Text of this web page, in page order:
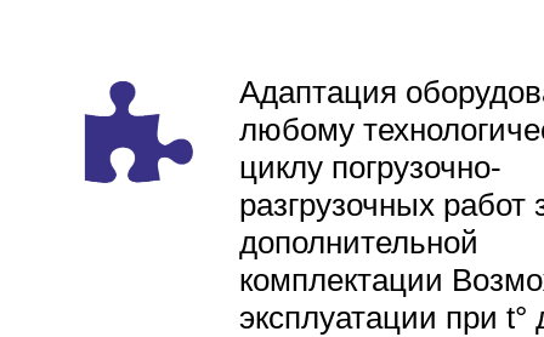
Адаптация
любому
циклу погрузочно-
разгрузочных работ
дополнительной
комплектации
эксплуатации при t°